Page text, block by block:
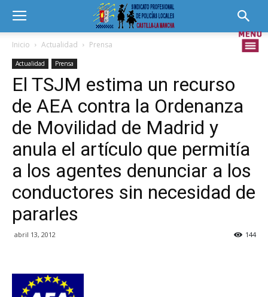
Inicio Actualidad Prensa
Actualidad Prensa
El TSJM estima un recurso
de AEA contra la Ordenanza
de Movilidad de Madrid y
anula el artículo que permitía
a los agentes denunciar a los
conductores sin necesidad de
pararles
abril 13, 2012 144